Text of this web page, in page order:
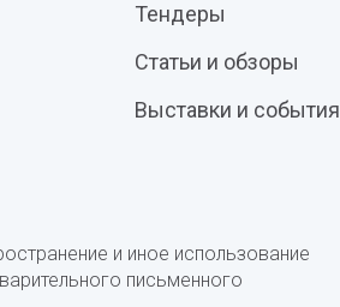
Тендеры
Статьи и обзоры
Выставки и события
и иное использование
письменного